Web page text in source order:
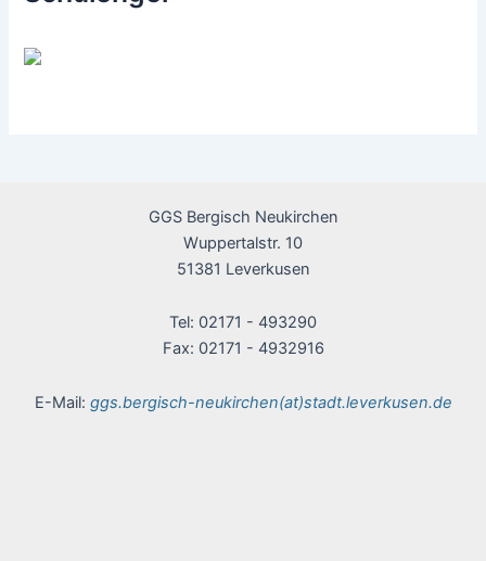
GGS Bergisch Neukirchen
Wuppertalstr. 10
51381 Leverkusen
Tel: 02171 - 493290
Fax: 02171 - 4932916
E-Mail: ggs.bergisch-neukirchen(at)stadt.leverkusen.de